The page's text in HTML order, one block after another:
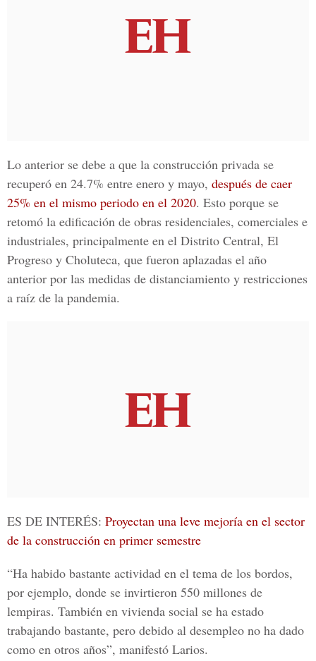
Lo anterior se debe a que la construcción privada se
recuperó en 24.7% entre enero y mayo, después de caer
25% en el mismo periodo en el 2020. Esto porque se
retomó la edificación de obras residenciales, comerciales e
industriales, principalmente en el Distrito Central, El
Progreso y Choluteca, que fueron aplazadas el año
anterior por las medidas de distanciamiento y restricciones
a raíz de la pandemia.
ES DE INTERÉS: Proyectan una leve mejoría en el sector
de la construcción en primer semestre
“Ha habido bastante actividad en el tema de los bordos,
por ejemplo, donde se invirtieron 550 millones de
lempiras. También en vivienda social se ha estado
trabajando bastante, pero debido al desempleo no ha dado
como en otros años”, manifestó Larios.